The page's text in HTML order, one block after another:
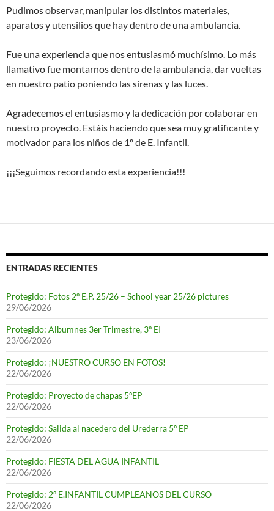
Pudimos observar, manipular los distintos materiales,
aparatos y utensilios que hay dentro de una ambulancia.
Fue una experiencia que nos entusiasmó muchísimo. Lo más
llamativo fue montarnos dentro de la ambulancia, dar vueltas
en nuestro patio poniendo las sirenas y las luces.
Agradecemos el entusiasmo y la dedicación por colaborar en
nuestro proyecto. Estáis haciendo que sea muy gratificante y
motivador para los niños de 1º de E. Infantil.
¡¡¡Seguimos recordando esta experiencia!!!
ENTRADAS RECIENTES
Protegido: Fotos 2º E.P. 25/26 – School year 25/26 pictures
29/06/2026
Protegido: Albumnes 3er Trimestre, 3º EI
23/06/2026
Protegido: ¡NUESTRO CURSO EN FOTOS!
22/06/2026
Protegido: Proyecto de chapas 5ºEP
22/06/2026
Protegido: Salida al nacedero del Urederra 5º EP
22/06/2026
Protegido: FIESTA DEL AGUA INFANTIL
22/06/2026
Protegido: 2º E.INFANTIL CUMPLEAÑOS DEL CURSO
22/06/2026